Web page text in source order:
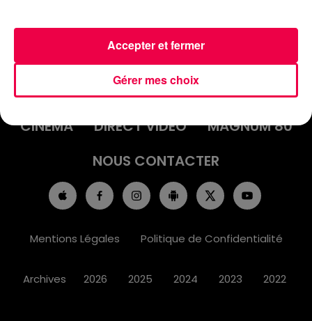
INFOS
AGENDA
JEUX
PODCASTS
CINÉMA
DIRECT VIDÉO
MAGNUM 80
NOUS CONTACTER
Mentions Légales Politique de Confidentialité
Archives 2026 2025 2024 2023 2022
Gérer mes choix
Accepter et fermer